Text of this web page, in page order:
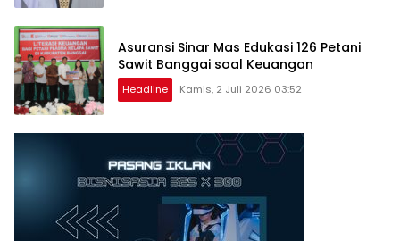
Asuransi Sinar Mas Edukasi 126 Petani
Sawit Banggai soal Keuangan
Headline Kamis, 2 Juli 2026 03:52